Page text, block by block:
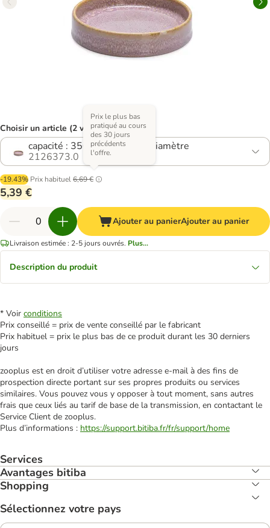
Choisir un article (2 variantes)
capacité : 350 ml, 15 cm de diamètre
2126373.0
-19.43% Prix habituel6,69 €
Prix le plus bas
pratiqué au cours
des 30 jours
précédents
l'offre.
5,39 €
Ajouter au panierAjouter au panier
Livraison estimée : 2-5 jours ouvrés. Plus...
Description du produit
* Voir conditions
Prix conseillé = prix de vente conseillé par le fabricant
Prix habituel = prix le plus bas de ce produit durant les 30 derniers
jours
zooplus est en droit d’utiliser votre adresse e‑mail à des fins de
prospection directe portant sur ses propres produits ou services
similaires. Vous pouvez vous y opposer à tout moment, sans autres
frais que ceux liés au tarif de base de la transmission, en contactant le
Service Client de zooplus.
Plus d’informations : https://support.bitiba.fr/fr/support/home
Services
Avantages bitiba
Shopping
Sélectionnez votre pays